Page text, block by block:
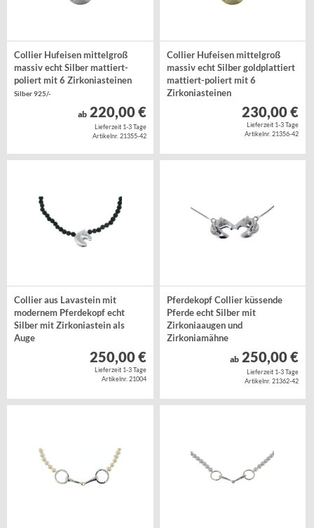
Collier Hufeisen mittelgroß
massiv echt Silber mattiert-
poliert mit 6 Zirkoniasteinen
Silber 925/-
ab220,00 €
Lieferzeit 1-3 Tage
Artikelnr. 21355-42
Collier Hufeisen mittelgroß
massiv echt Silber goldplattiert
mattiert-poliert mit 6
Zirkoniasteinen
Silber 925/- goldplattiert230,00 €
Lieferzeit 1-3 Tage
Artikelnr. 21356-42
Collier aus Lavastein mit
modernem Pferdekopf echt
Silber mit Zirkoniastein als
Auge
Silber 925/-, Zuchtperlen250,00 €
Lieferzeit 1-3 Tage
Artikelnr. 21004
Pferdekopf Collier küssende
Pferde echt Silber mit
Zirkoniaaugen und
Zirkoniamähne
ab 250,00 €
Lieferzeit 1-3 Tage
Artikelnr. 21362-42